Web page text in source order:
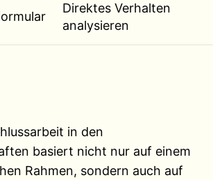
Direktes Verhalten
analysieren
in den
basiert nicht nur auf einem
Rahmen, sondern auch auf